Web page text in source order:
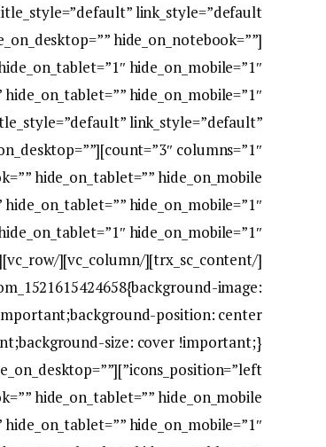
hide_on_notebook=””
link_style=”default”
image:
position: center
hide_on_desktop=””